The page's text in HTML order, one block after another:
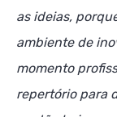
as ideias,
ambiente de
momento
repertório para